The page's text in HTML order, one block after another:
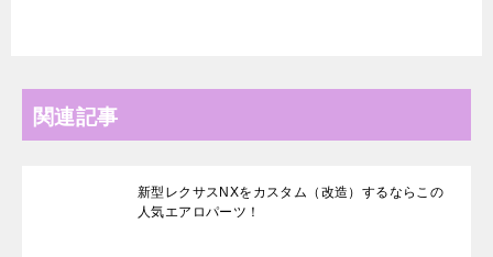
関連記事
新型レクサスNXをカスタム（改造）するならこの
人気エアロパーツ！